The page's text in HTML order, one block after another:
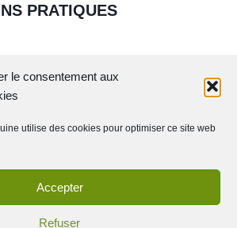
le consentement aux
utilise des cookies pour optimiser ce site web
Accepter
Refuser
PRATIQUES
Equine - Theme WordPress par
Kadence WP